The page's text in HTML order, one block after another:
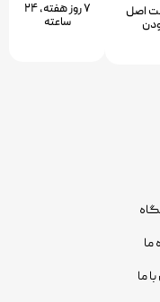
اﺻﻞ ۷ روز ﻫﻔﺘﻪ، ۲۴
ﺳﺎﻋﺘﻪ
ما
ما